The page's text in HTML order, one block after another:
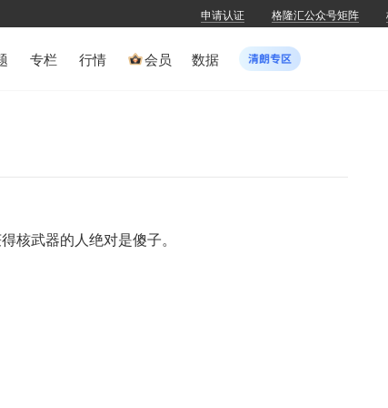
申请认证 格隆汇公众号矩阵
专栏 行情 会员 数据
核武器的人绝对是傻子。